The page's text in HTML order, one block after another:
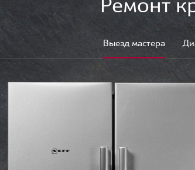
Выезд мастера